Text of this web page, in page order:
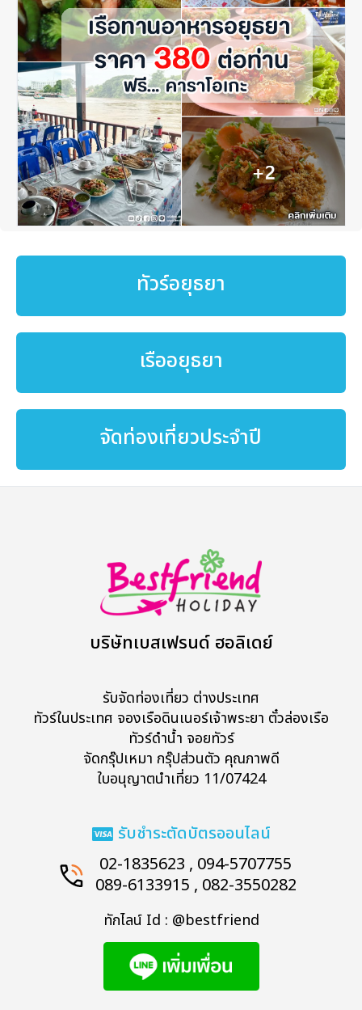
ทัวร์อยุธยา
เรืออยุธยา
จัดท่องเที่ยวประจำปี
บริษัทเบสเฟรนด์ ฮอลิเดย์
รับจัดท่องเที่ยว ต่างประเทศ
ทัวร์ในประเทศ จองเรือดินเนอร์เจ้าพระยา ตั๋วล่องเรือ
ทัวร์ดำน้ำ จอยทัวร์
จัดกรุ๊ปเหมา กรุ๊ปส่วนตัว คุณภาพดี
ใบอนุญาตนำเที่ยว 11/07424
รับชำระตัดบัตรออนไลน์
02-1835623 , 094-5707755
089-6133915 , 082-3550282
ทักไลน์ Id : @bestfriend